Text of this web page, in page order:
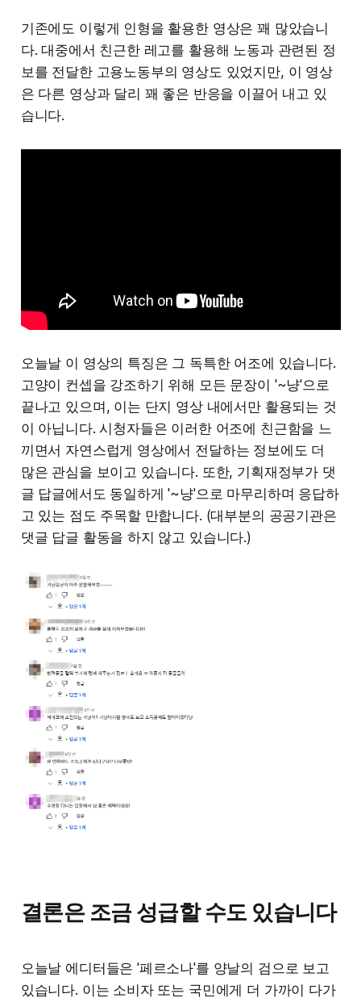
기존에도 이렇게 인형을 활용한 영상은 꽤 많았습니
다. 대중에서 친근한 레고를 활용해 노동과 관련된 정
보를 전달한 고용노동부의 영상도 있었지만, 이 영상
은 다른 영상과 달리 꽤 좋은 반응을 이끌어 내고 있
습니다.
오늘날 이 영상의 특징은 그 독특한 어조에 있습니다.
고양이 컨셉을 강조하기 위해 모든 문장이 '~냥'으로
끝나고 있으며, 이는 단지 영상 내에서만 활용되는 것
이 아닙니다. 시청자들은 이러한 어조에 친근함을 느
끼면서 자연스럽게 영상에서 전달하는 정보에도 더
많은 관심을 보이고 있습니다. 또한, 기획재정부가 댓
글 답글에서도 동일하게 '~냥'으로 마무리하며 응답하
고 있는 점도 주목할 만합니다. (대부분의 공공기관은
댓글 답글 활동을 하지 않고 있습니다.)
결론은 조금 성급할 수도 있습니다
오늘날 에디터들은 '페르소나'를 양날의 검으로 보고
있습니다. 이는 소비자 또는 국민에게 더 가까이 다가